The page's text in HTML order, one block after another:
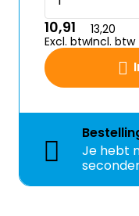
10,91
Excl. btw
13,20
Incl. btw
Je hebt